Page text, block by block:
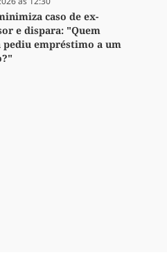
caso de ex-
e dispara: "Quem
pediu empréstimo a um